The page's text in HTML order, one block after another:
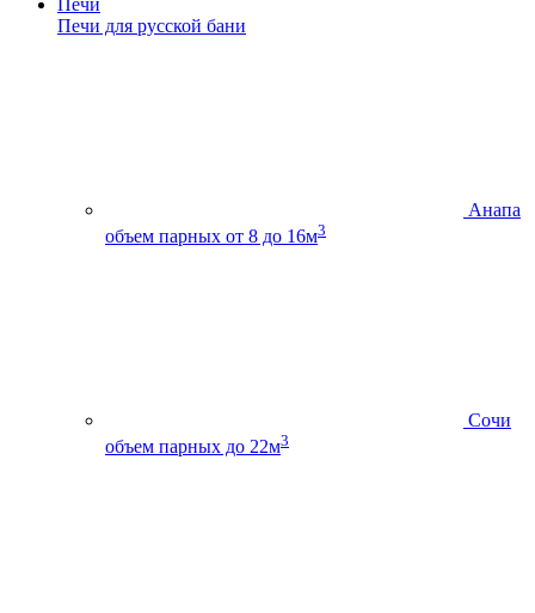
Печи для русской бани
Анапа
объем парных от 8 до 16м3
Сочи
объем парных до 22м3